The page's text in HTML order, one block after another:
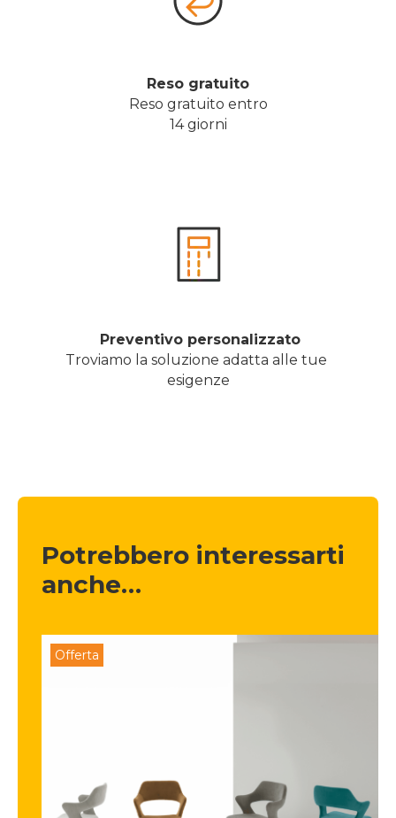
Reso gratuito
Reso gratuito entro
14 giorni
Preventivo personalizzato
Troviamo la soluzione adatta alle tue
esigenze
Potrebbero interessarti
anche…
Offerta